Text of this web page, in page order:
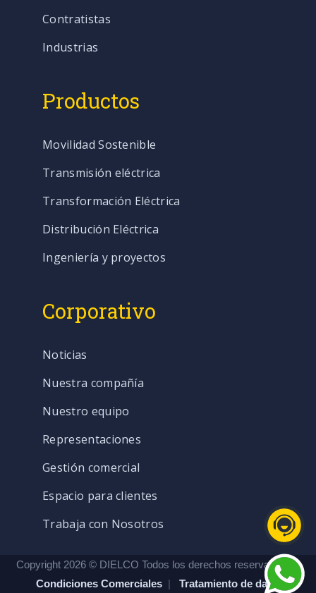
Contratistas
Industrias
Productos
Movilidad Sostenible
Transmisión eléctrica
Transformación Eléctrica
Distribución Eléctrica
Ingeniería y proyectos
Corporativo
Noticias
Nuestra compañía
Nuestro equipo
Representaciones
Gestión comercial
Espacio para clientes
Trabaja con Nosotros
Copyright 2026 © DIELCO Todos los derechos reservados. |
Condiciones Comerciales | Tratamiento de datos